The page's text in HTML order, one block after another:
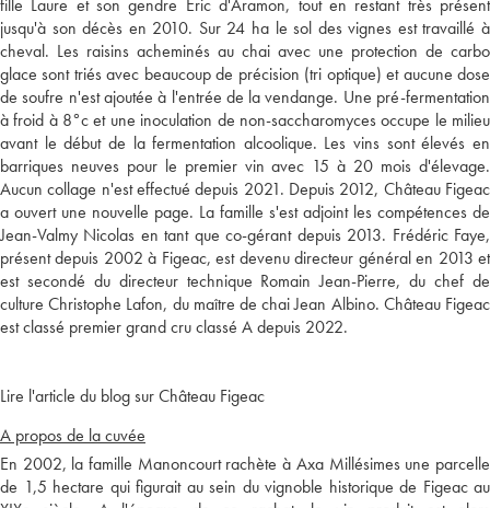
fille Laure et son gendre Eric d'Aramon, tout en restant très présent
jusqu'à son décès en 2010. Sur 24 ha le sol des vignes est travaillé à
cheval. Les raisins acheminés au chai avec une protection de carbo
glace sont triés avec beaucoup de précision (tri optique) et aucune dose
de soufre n'est ajoutée à l'entrée de la vendange. Une pré-fermentation
à froid à 8°c et une inoculation de non-saccharomyces occupe le milieu
avant le début de la fermentation alcoolique. Les vins sont élevés en
barriques neuves pour le premier vin avec 15 à 20 mois d'élevage.
Aucun collage n'est effectué depuis 2021. Depuis 2012, Château Figeac
a ouvert une nouvelle page. La famille s'est adjoint les compétences de
Jean-Valmy Nicolas en tant que co-gérant depuis 2013. Frédéric Faye,
présent depuis 2002 à Figeac, est devenu directeur général en 2013 et
est secondé du directeur technique Romain Jean-Pierre, du chef de
culture Christophe Lafon, du maître de chai Jean Albino. Château Figeac
est classé premier grand cru classé A depuis 2022.
Lire l'article du blog sur Château Figeac
A propos de la cuvée
En 2002, la famille Manoncourt rachète à Axa Millésimes une parcelle
de 1,5 hectare qui figurait au sein du vignoble historique de Figeac au